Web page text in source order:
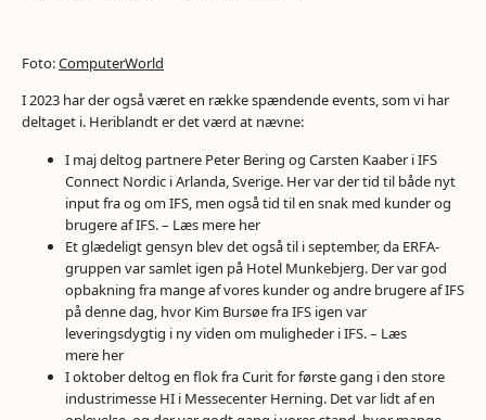
Foto:ComputerWorld
I 2023 har der også været en række spændende events, som vi har
deltaget i. Heriblandt er det værd at nævne:
I maj deltog partnere Peter Bering og Carsten Kaaber i IFS
Connect Nordic i Arlanda, Sverige. Her var der tid til både nyt
input fra og om IFS, men også tid til en snak med kunder og
brugere af IFS. – Læs mere her
Et glædeligt gensyn blev det også til i september, da ERFA-
gruppen var samlet igen på Hotel Munkebjerg. Der var god
opbakning fra mange af vores kunder og andre brugere af IFS
på denne dag, hvor Kim Bursøe fra IFS igen var
leveringsdygtig i ny viden om muligheder i IFS. – Læs
mere her
I oktober deltog en flok fra Curit for første gang i den store
industrimesse HI i Messecenter Herning. Det var lidt af en